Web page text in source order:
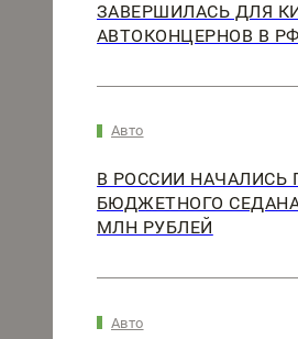
ЗАВЕРШИЛАСЬ ДЛЯ
АВТОКОНЦЕРНОВ В РФ
Авто
В РОССИИ НАЧАЛИСЬ
БЮДЖЕТНОГО СЕДАНА
МЛН РУБЛЕЙ
Авто